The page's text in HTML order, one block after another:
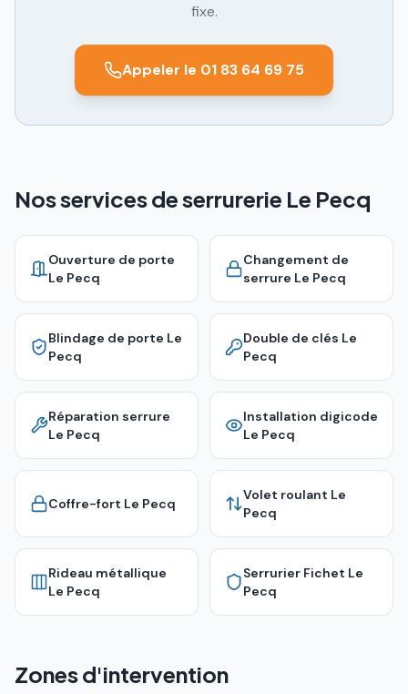
fixe.
Appeler le 01 83 64 69 75
Nos services de serrurerie Le Pecq
Ouverture de porte
Le Pecq
Changement de
serrure Le Pecq
Blindage de porte Le
Pecq
Double de clés Le
Pecq
Réparation serrure
Le Pecq
Installation digicode
Le Pecq
Coffre-fort Le Pecq
Volet roulant Le
Pecq
Rideau métallique
Le Pecq
Serrurier Fichet Le
Pecq
Zones d'intervention